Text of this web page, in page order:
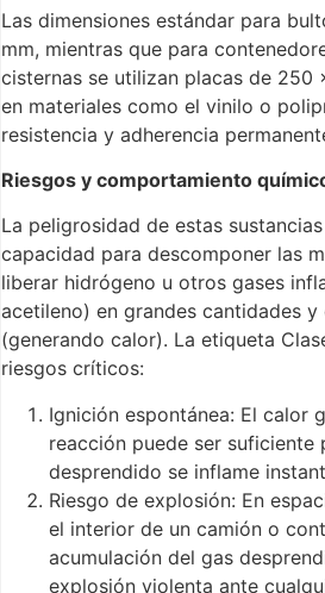
Las dimensiones estándar para
mm, mientras que para
cisternas se utilizan placas de 250
en materiales como el vinilo o
resistencia y adherencia
Riesgos y comportamiento
La peligrosidad de estas
capacidad para descomponer las
liberar hidrógeno u otros gases
acetileno) en grandes cantidades
(generando calor). La etiqueta
riesgos críticos:
Ignición espontánea: El calor
reacción puede ser suficiente
desprendido se inflame
Riesgo de explosión: En
el interior de un camión o
acumulación del gas
explosión violenta ante